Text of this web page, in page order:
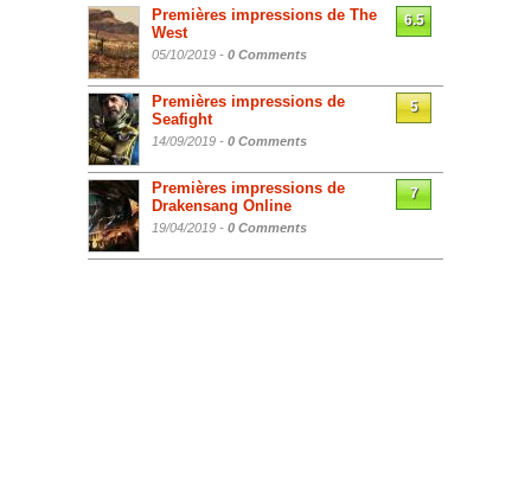
Premières impressions de The
West
05/10/2019 - 0 Comments
6.5
Premières impressions de
Seafight
14/09/2019 - 0 Comments
5
Premières impressions de
Drakensang Online
19/04/2019 - 0 Comments
7